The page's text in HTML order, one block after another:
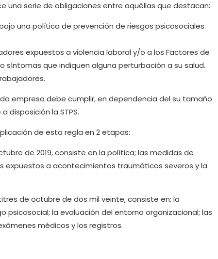
una serie de obligaciones entre aquéllas que destacan:
una política de prevención de riesgos psicosociales.
expuestos a violencia laboral y/o a los Factores de
síntomas que indiquen alguna perturbación a su salud.
empresa debe cumplir, en dependencia del su tamaño
disposición la STPS.
de esta regla en 2 etapas:
de 2019, consiste en la política; las medidas de
expuestos a acontecimientos traumáticos severos y la
de octubre de dos mil veinte, consiste en: la
psicosocial; la evaluación del entorno organizacional; las
médicos y los registros.